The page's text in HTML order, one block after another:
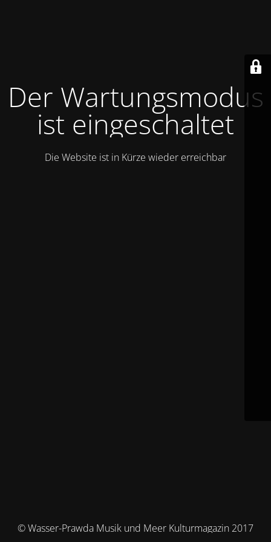
Der Wartungsmodus
ist eingeschaltet
Die Website ist in Kürze wieder erreichbar
© Wasser-Prawda Musik und Meer Kulturmagazin 2017